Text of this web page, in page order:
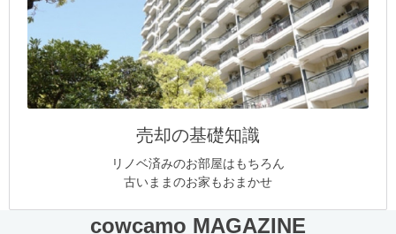
売却の基礎知識
リノベ済みのお部屋はもちろん
古いままのお家もおまかせ
cowcamo MAGAZINE